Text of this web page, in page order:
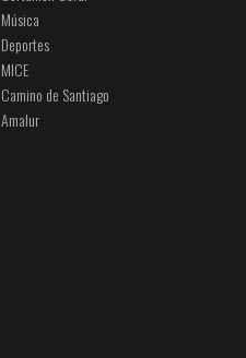
Música
Deportes
MICE
Camino de Santiago
Amalur